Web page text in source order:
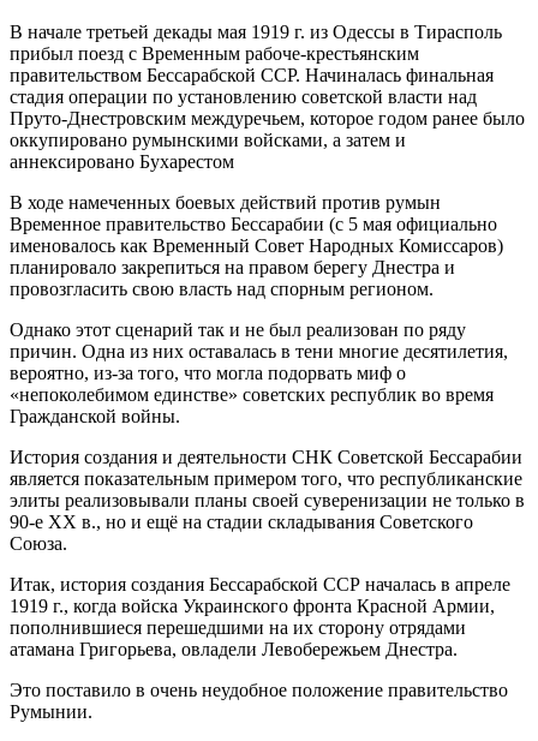
В начале третьей декады мая 1919 г. из Одессы в Тирасполь
прибыл поезд с Временным рабоче-крестьянским
правительством Бессарабской ССР. Начиналась финальная
стадия операции по установлению советской власти над
Пруто-Днестровским междуречьем, которое годом ранее было
оккупировано румынскими войсками, а затем и
аннексировано Бухарестом
В ходе намеченных боевых действий против румын
Временное правительство Бессарабии (с 5 мая официально
именовалось как Временный Совет Народных Комиссаров)
планировало закрепиться на правом берегу Днестра и
провозгласить свою власть над спорным регионом.
Однако этот сценарий так и не был реализован по ряду
причин. Одна из них оставалась в тени многие десятилетия,
вероятно, из-за того, что могла подорвать миф о
«непоколебимом единстве» советских республик во время
Гражданской войны.
История создания и деятельности СНК Советской Бессарабии
является показательным примером того, что республиканские
элиты реализовывали планы своей суверенизации не только в
90-е XX в., но и ещё на стадии складывания Советского
Союза.
Итак, история создания Бессарабской ССР началась в апреле
1919 г., когда войска Украинского фронта Красной Армии,
пополнившиеся перешедшими на их сторону отрядами
атамана Григорьева, овладели Левобережьем Днестра.
Это поставило в очень неудобное положение правительство
Румынии.